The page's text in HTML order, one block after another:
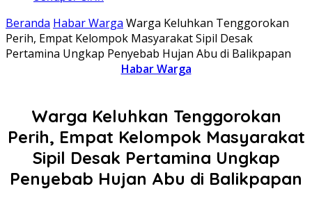
Beranda Habar Warga Warga Keluhkan Tenggorokan
Perih, Empat Kelompok Masyarakat Sipil Desak
Pertamina Ungkap Penyebab Hujan Abu di Balikpapan
Habar Warga
Warga Keluhkan Tenggorokan
Perih, Empat Kelompok Masyarakat
Sipil Desak Pertamina Ungkap
Penyebab Hujan Abu di Balikpapan